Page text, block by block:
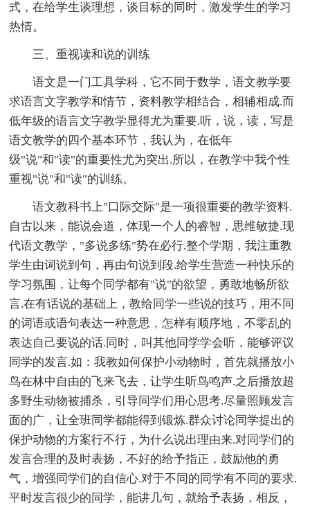
式，在给学生谈理想，谈目标的同时，激发学生的学习
热情。
三、重视读和说的训练
语文是一门工具学科，它不同于数学，语文教学要
求语言文字教学和情节，资料教学相结合，相辅相成.而
低年级的语言文字教学显得尤为重要.听，说，读，写是
语文教学的四个基本环节，我认为，在低年
级"说"和"读"的重要性尤为突出.所以，在教学中我个性
重视"说"和"读"的训练。
语文教科书上"口际交际"是一项很重要的教学资料.
自古以来，能说会道，体现一个人的睿智，思维敏捷.现
代语文教学，"多说多练"势在必行.整个学期，我注重教
学生由词说到句，再由句说到段.给学生营造一种快乐的
学习氛围，让每个同学都有"说"的欲望，勇敢地畅所欲
言.在有话说的基础上，教给同学一些说的技巧，用不同
的词语或语句表达一种意思，怎样有顺序地，不零乱的
表达自己要说的话.同时，叫其他同学学会听，能够评议
同学的发言.如：我教如何保护小动物时，首先就播放小
鸟在林中自由的飞来飞去，让学生听鸟鸣声.之后播放超
多野生动物被捕杀，引导同学们用心思考.尽量照顾发言
面的广，让全班同学都能得到锻炼.群众讨论同学提出的
保护动物的方案行不行，为什么说出理由来.对同学们的
发言合理的及时表扬，不好的给予指正，鼓励他的勇
气，增强同学们的自信心.对于不同的同学有不同的要求.
平时发言很少的同学，能讲几句，就给予表扬，相反，